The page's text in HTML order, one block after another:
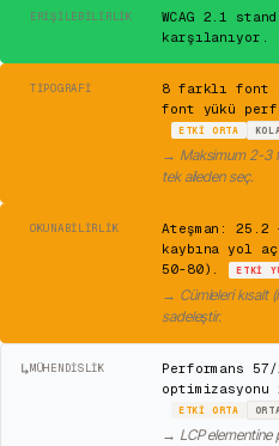
ERIŞILEBILIRLIK
WCAG 2.1
karşılanıyor.
TIPOGRAFI
8 farklı font
font yükü
ETKIORTA
→ Maksimum 2-3
tek aileden seç.
OKUNABILIRLIK
Ateşman:
kaybına yol
50-80).
ETKI
→ Cümleleri kısalt
sadeleştir.
↳MÜHENDISLIK
Performans
ETKIORTA
→ LCP